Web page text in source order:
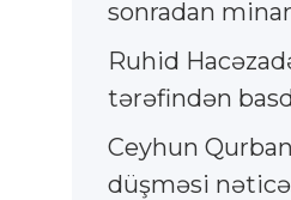
sonradan
Ruhid
tərəfindən
Ceyhun
düşməsi